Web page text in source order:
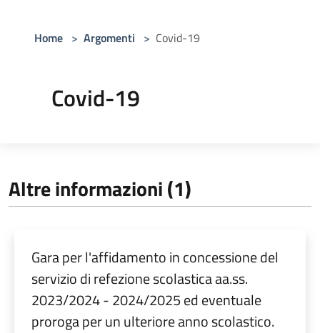
Home > Argomenti > Covid-19
Covid-19
Altre informazioni (1)
Gara per l'affidamento in concessione del
servizio di refezione scolastica aa.ss.
2023/2024 - 2024/2025 ed eventuale
proroga per un ulteriore anno scolastico.